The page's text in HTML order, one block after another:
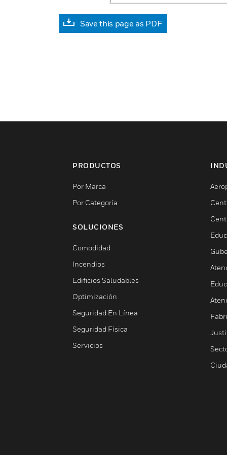
Save this page as PDF
PRODUCTOS
Por Marca
Por Categoría
SOLUCIONES
Comodidad
Incendios
Edificios Saludables
Optimización
Seguridad En Línea
Seguridad Física
Servicios